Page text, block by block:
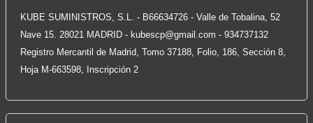
KUBE SUMINISTROS, S.L. - B66634726 - Valle de Tobalina, 52
Nave 15. 28021 MADRID - kubescp@gmail.com - 934737132
Registro Mercantil de Madrid, Tomo 37188, Folio, 186, Sección 8,
Hoja M-663598, Inscripción 2